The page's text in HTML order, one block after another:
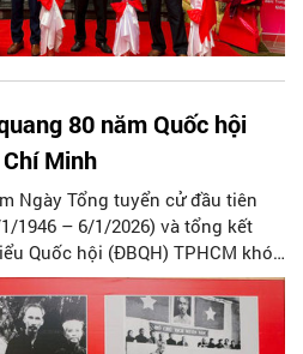
80 năm Quốc hội
Minh
Ngày Tổng tuyển cử đầu tiên
1946 – 6/1/2026) và tổng kết
Quốc hội (ĐBQH) TPHCM khóa
Tổ chức các ngày lễ lớn
chủ đề "Vinh quang 80 năm
diễn ra từ ngày 7/8 đến 17/8.